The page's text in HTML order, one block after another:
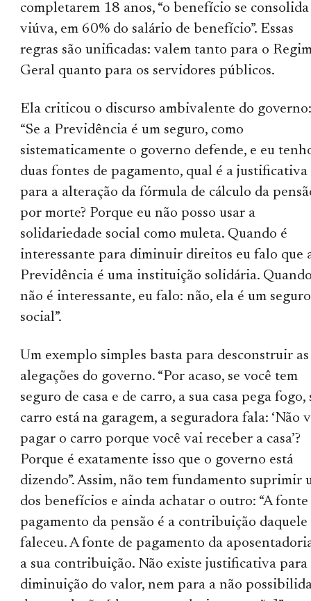
completarem 18 anos, “o benefício se
viúva, em 60% do salário de benefício”. Essas
regras são unificadas: valem tanto para o
Geral quanto para os servidores públicos.
Ela criticou o discurso ambivalente do
“Se a Previdência é um seguro, como
sistematicamente o governo defende, e eu
duas fontes de pagamento, qual é a justificativa
para a alteração da fórmula de cálculo da
por morte? Porque eu não posso usar a
solidariedade social como muleta. Quando é
interessante para diminuir direitos eu falo que
Previdência é uma instituição solidária.
não é interessante, eu falo: não, ela é um seguro
social”.
Um exemplo simples basta para desconstruir as
alegações do governo. “Por acaso, se você tem
seguro de casa e de carro, a sua casa pega fogo,
carro está na garagem, a seguradora fala: ‘Não
pagar o carro porque você vai receber a casa’?
Porque é exatamente isso que o governo está
dizendo”. Assim, não tem fundamento suprimir
dos benefícios e ainda achatar o outro: “A fonte
pagamento da pensão é a contribuição daquele
faleceu. A fonte de pagamento da
a sua contribuição. Não existe justificativa para
diminuição do valor, nem para a não